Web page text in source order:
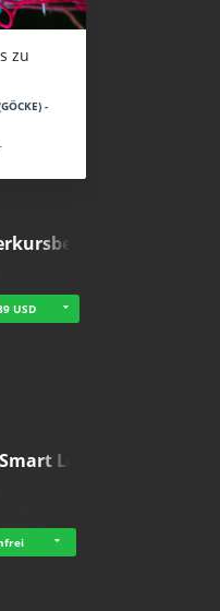
zu
-
USD
Lea…
hat - …